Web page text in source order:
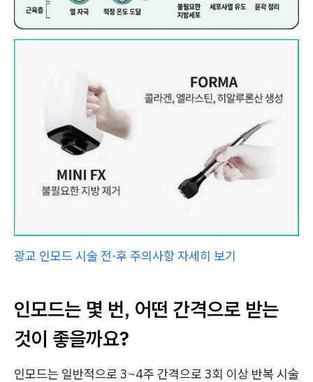
광교 인모드 시술 전·후 주의사항 자세히 보기
인모드는 몇 번, 어떤 간격으로 받는
것이 좋을까요?
인모드는 일반적으로 3~4주 간격으로 3회 이상 반복 시술